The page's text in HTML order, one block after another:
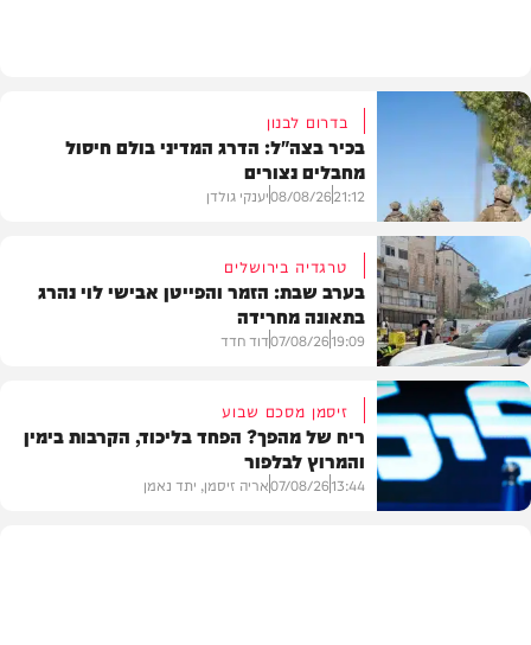
חדשות
בדרום לבנון
בכיר בצה"ל: הדרג המדיני בולם חיסול
מחבלים נצורים
21:12
08/08/26יענקי גולדן
בארץ
טרגדיה בירושלים
בערב שבת: הזמר והפייטן אבישי לוי נהרג
בתאונה מחרידה
19:09
07/08/26דוד חדד
זיסמן מסכם שבוע
ריח של מהפך? הפחד בליכוד, הקרבות בימין
והמרוץ לבלפור
13:44
07/08/26אריה זיסמן, יתד נאמן